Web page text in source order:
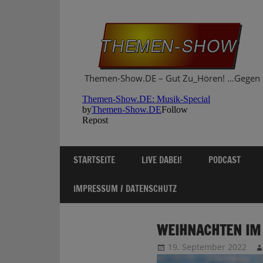
Themen-Show.DE – Gut Zu_Hören!
STARTSEITE LIVE DABEI! PODCAST
IMPRESSUM / DATENSCHUTZ
WEIHNACHTEN
19. September 2022